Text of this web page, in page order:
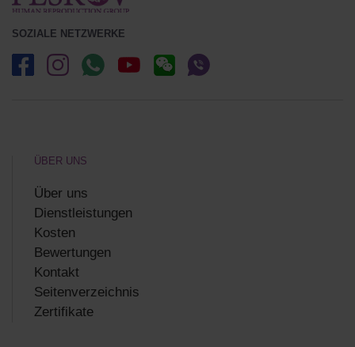
SOZIALE NETZWERKE
ÜBER UNS
Über uns
Dienstleistungen
Kosten
Bewertungen
Kontakt
Seitenverzeichnis
Zertifikate